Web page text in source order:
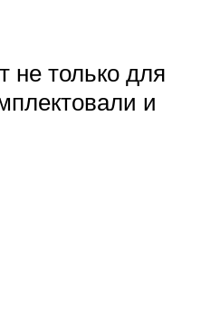
не только для
и